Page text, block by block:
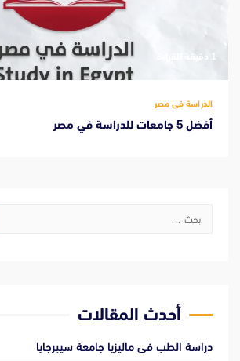
‫1 دقيقة للقراءة
الدراسة فى مصر
أفضل 5 جامعات للدراسة في مصر
البحث
أحدث المقالات
دراسة الطب فى ماليزيا جامعة سيبرجايا